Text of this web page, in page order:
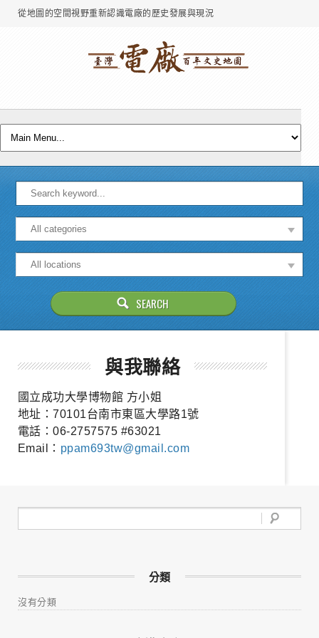
從地圖的空間視野重新認識電廠的歷史發展與現況
與我聯絡
國立成功大學博物館 方小姐
地址：70101台南市東區大學路1號
電話：06-2757575 #63021
Email： ppam693tw@gmail.com
分類
沒有分類